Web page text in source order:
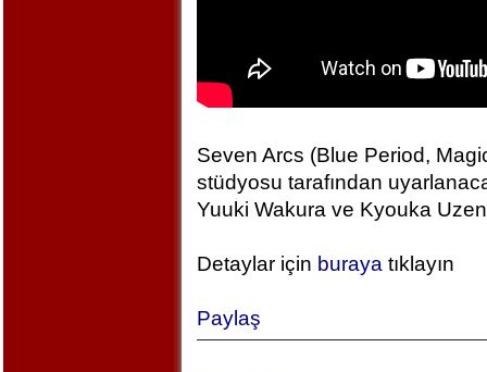
Seven Arcs (Blue Period,
stüdyosu tarafından
Yuuki Wakura ve Kyouka
Detaylar için buraya tıklayın
Paylaş